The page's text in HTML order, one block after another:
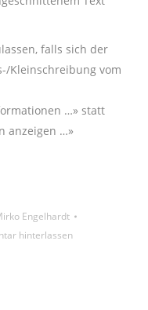
falls sich der
Kleinschreibung vom
…» statt
anzeigen …»
Engelhardt
hinterlassen